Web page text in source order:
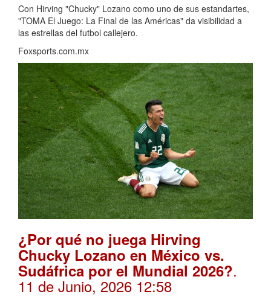
Con Hirving "Chucky" Lozano como uno de sus estandartes,
"TOMA El Juego: La Final de las Américas" da visibilidad a
las estrellas del futbol callejero.
Foxsports.com.mx
¿Por qué no juega Hirving
Chucky Lozano en México vs.
Sudáfrica por el Mundial 2026?.
11 de Junio, 2026 12:58